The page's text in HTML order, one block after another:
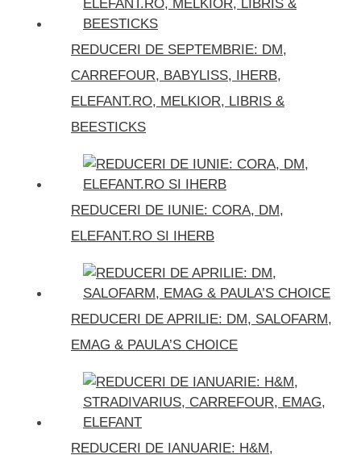
REDUCERI DE SEPTEMBRIE: DM,
CARREFOUR, BABYLISS, IHERB,
ELEFANT.RO, MELKIOR, LIBRIS &
BEESTICKS
REDUCERI DE IUNIE: CORA, DM,
ELEFANT.RO SI IHERB
REDUCERI DE APRILIE: DM, SALOFARM,
EMAG & PAULA’S CHOICE
REDUCERI DE IANUARIE: H&M,